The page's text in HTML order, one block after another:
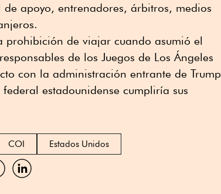
apoyo, entrenadores, árbitros, medios
prohibición de viajar cuando asumió el
de los Juegos de Los Ángeles
con la administración entrante de Trump
estadounidense cumpliría sus
COI Estados Unidos
Compartir